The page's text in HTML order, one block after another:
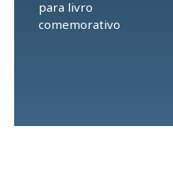
para livro
comemorativo